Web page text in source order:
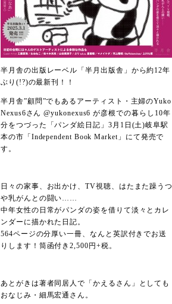
半月舎の出版レーベル「半月出版舎」から約12年
ぶり(!?)の最新刊！！
半月舎”顧問”でもあるアーティスト・主婦のYuko
Nexus6さん @yukonexus6 が彦根での暮らし10年
分をつづった「パンダ絵日記」3月1日(土)岐阜駅
本の市「Independent Book Market」にて発売で
す。
日々の家事、お出かけ、TV視聴、はたまた躁うつ
や乳がんとの闘い……
中年女性の日常がパンダの姿を借りて淡々とカレ
ンダーに描かれた日記。
564ページの分厚い一冊、なんと英訳付きでお送
りします！筒函付き2,500円+税。
あとがきは著者同居人で「かえるさん」としても
おなじみ・細馬宏通さん。